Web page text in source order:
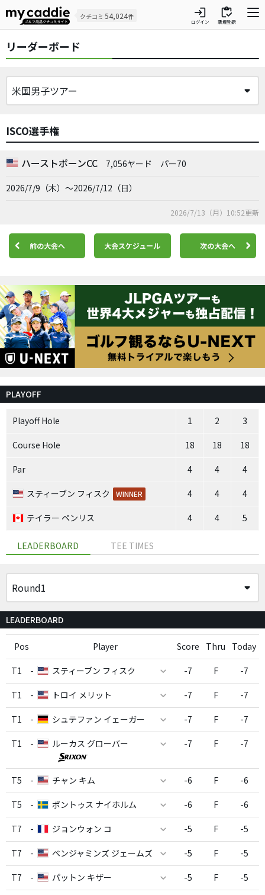
クチコミ 54,024件 login
ログイン
inventory
新規登録
リーダーボード
ISCO選手権
ハーストボーンCC 7,056ヤード パー70
2026/7/9（木）～2026/7/12（日）
2026/7/13（月）10:52更新
前の大会へ 大会スケジュール 次の大会へ
PLAYOFF
Playoff Hole 1 2 3
Course Hole 18 18 18
Par 4 4 4
スティーブン フィスク WINNER 4 4 4
テイラー ペンリス 4 4 5
LEADERBOARD TEE TIMES
LEADERBOARD
Pos Player Score Thru Today
T1 - スティーブン フィスク -7 F -7
T1 - トロイ メリット -7 F -7
T1 - シュテファン イェーガー -7 F -7
T1 - ルーカス グローバー -7 F -7
T5 - チャン キム -6 F -6
T5 - ポントゥス ナイホルム -6 F -6
T7 - ジョンウォン コ -5 F -5
T7 - ベンジャミンズ ジェームズ -5 F -5
T7 - パットン キザー -5 F -5